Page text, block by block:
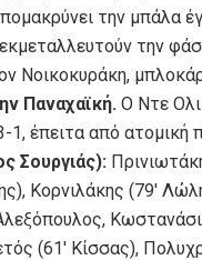
την μπάλα
την
Νοικοκυράκη,
Παναχαϊκή. Ο Ντε
1, έπειτα από ατομική
Σουργιάς):
Κορνιλάκης (79′
(61′ Κίσσας),